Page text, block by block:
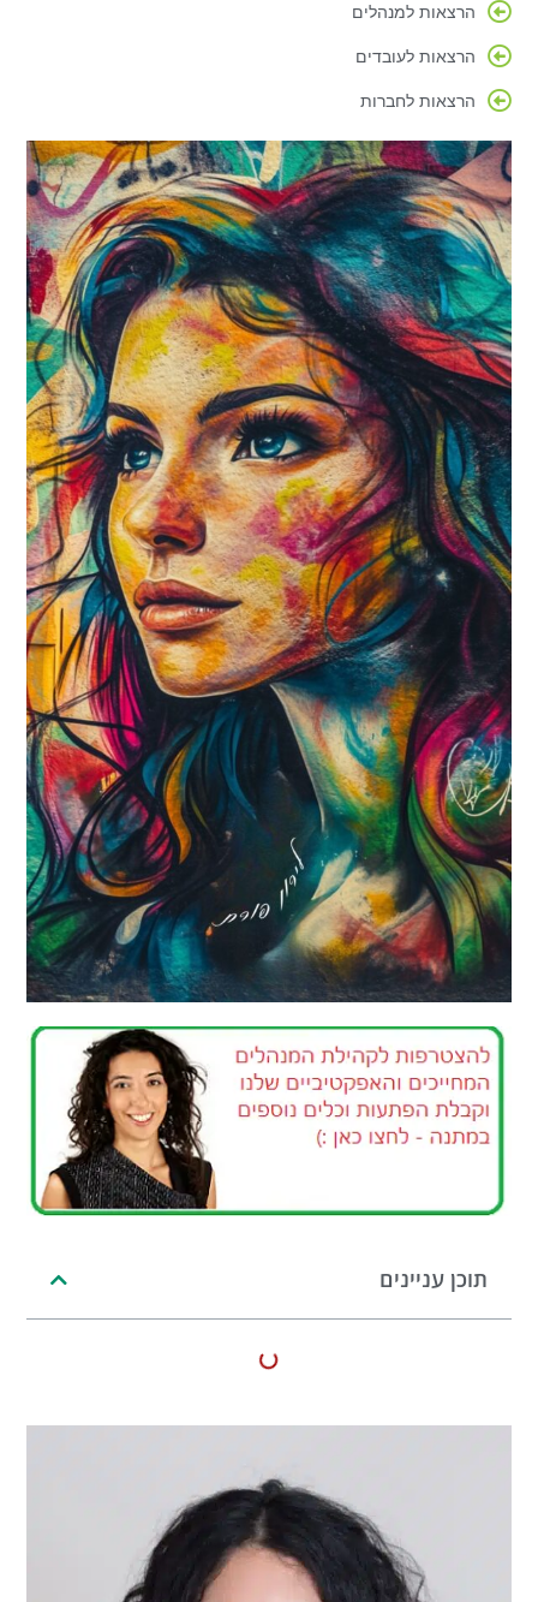
הרצאות למנהלים
הרצאות לעובדים
הרצאות לחברות
תוכן עניינים